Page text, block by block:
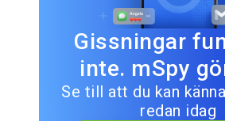
Gissningar
inte. mSpy
Se till att du kan
redan idag